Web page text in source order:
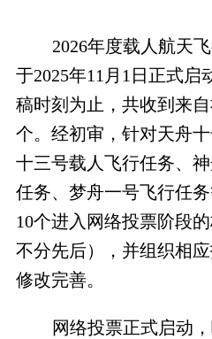
2026年度载人航天
于2025年11月1日正式启
稿时刻为止，共收到来
个。经初审，针对天舟
十三号载人飞行任务、
任务、梦舟一号飞行任
10个进入网络投票阶段
不分先后），并组织相
修改完善。
网络投票正式启动